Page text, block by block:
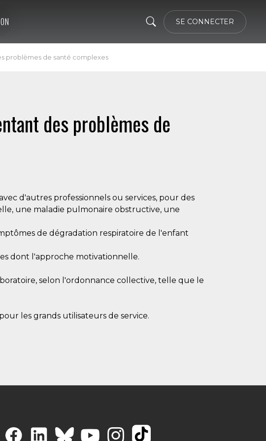
SE CONNECTER
problèmes de santé complexes
des problèmes de
d'autres professionnels ou services, pour des
une maladie pulmonaire obstructive, une
de dégradation respiratoire de l'enfant
dont l'approche motivationnelle.
selon l'ordonnance collective, telle que le
les grands utilisateurs de service.